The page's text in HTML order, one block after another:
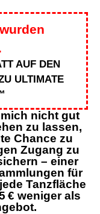
AUF DEN
ULTIMATE
nicht gut
zu lassen,
Chance zu
Zugang zu
– einer
für
Tanzfläche
€ weniger als